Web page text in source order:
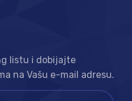
listu i dobijajte
na Vašu e-mail adresu.